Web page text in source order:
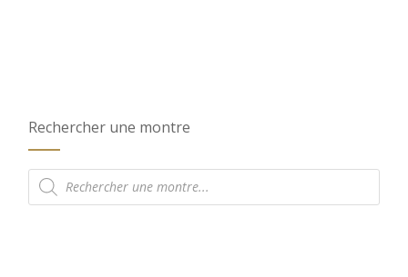
Rechercher une montre
Recherche
de
produits